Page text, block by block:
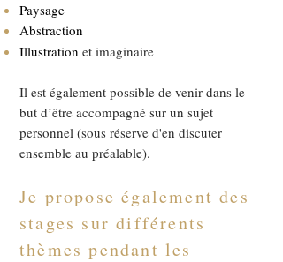
Paysage
Abstraction
Illustration et imaginaire
Il est également possible de venir dans le
but d’être accompagné sur un sujet
personnel (sous réserve d'en discuter
ensemble au préalable).
Je propose également des
stages sur différents
thèmes pendant les